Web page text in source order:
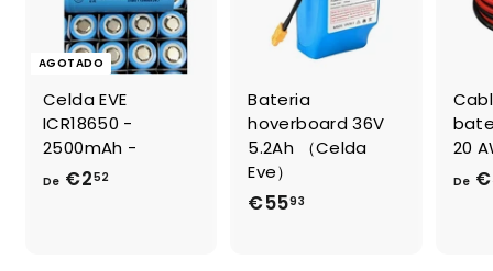
AGOTADO
Celda EVE
ICR18650 -
2500mAh -
De €252
Bateria
hoverboard 36V
5.2Ah （Celda
Eve）
€5593
20
De